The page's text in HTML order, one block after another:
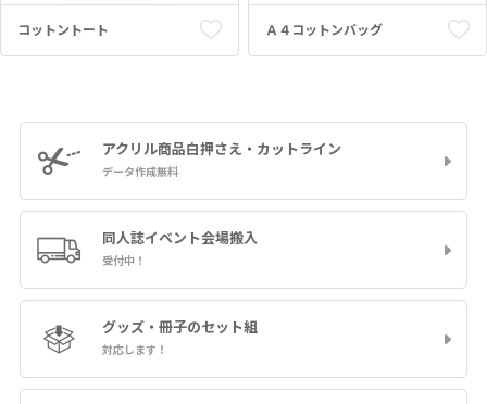
コットントート Ａ４コットンバッグ
アクリル商品白押さえ・カットライン
データ作成無料
同人誌イベント会場搬入
受付中！
グッズ・冊子のセット組
対応します！